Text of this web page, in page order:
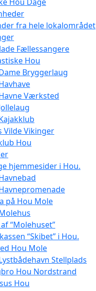
fra hele lokalområdet
Fællessangere
Hou
Bryggerlaug
Værksted
Vilde Vikinger
Hou
hjemmesider i Hou.
på Hou Mole
“Molehuset”
“Skibet” i Hou.
Hou Mole
Stellplads
Hou Nordstrand
Hou